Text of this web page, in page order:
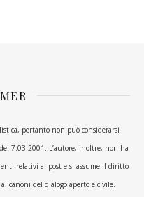
pertanto non può considerarsi
7.03.2001. L’autore, inoltre, non ha
relativi ai post e si assume il diritto
canoni del dialogo aperto e civile.